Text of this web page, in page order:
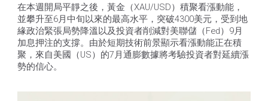
在本週開局平靜之後，黃金（XAU/USD）積聚看漲動能，
並攀升至6月中旬以來的最高水平，突破4300美元，受到地
緣政治緊張局勢降溫以及投資者削減對美聯儲（Fed）9月
加息押注的支撐。由於短期技術前景顯示看漲動能正在積
聚，來自美國（US）的7月通膨數據將考驗投資者對延續漲
勢的信心。